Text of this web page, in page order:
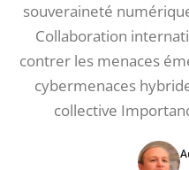
souveraineté
Collaboration
contrer les menaces
cybermenaces
collective